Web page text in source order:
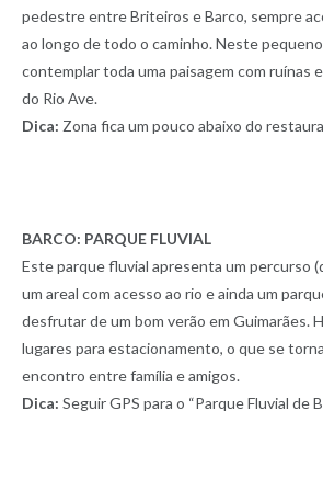
pedestre entre Briteiros e Barco, sempre
ao longo de todo o caminho. Neste
contemplar toda uma paisagem com ruínas
do Rio Ave.
Dica: Zona fica um pouco abaixo do
BARCO: PARQUE FLUVIAL
Este parque fluvial apresenta um percurso
um areal com acesso ao rio e ainda um
desfrutar de um bom verão em Guimarães.
lugares para estacionamento, o que se
encontro entre família e amigos.
Dica: Seguir GPS para o “Parque Fluvial de